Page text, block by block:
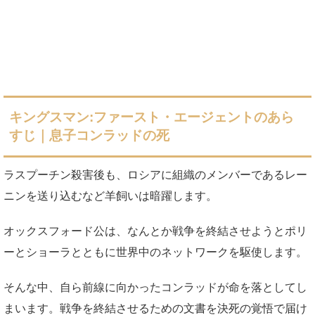
キングスマン:ファースト・エージェントのあら
すじ｜息子コンラッドの死
ラスプーチン殺害後も、ロシアに組織のメンバーであるレー
ニンを送り込むなど羊飼いは暗躍します。
オックスフォード公は、なんとか戦争を終結させようとポリ
ーとショーラとともに世界中のネットワークを駆使します。
そんな中、自ら前線に向かったコンラッドが命を落としてし
まいます。戦争を終結させるための文書を決死の覚悟で届け